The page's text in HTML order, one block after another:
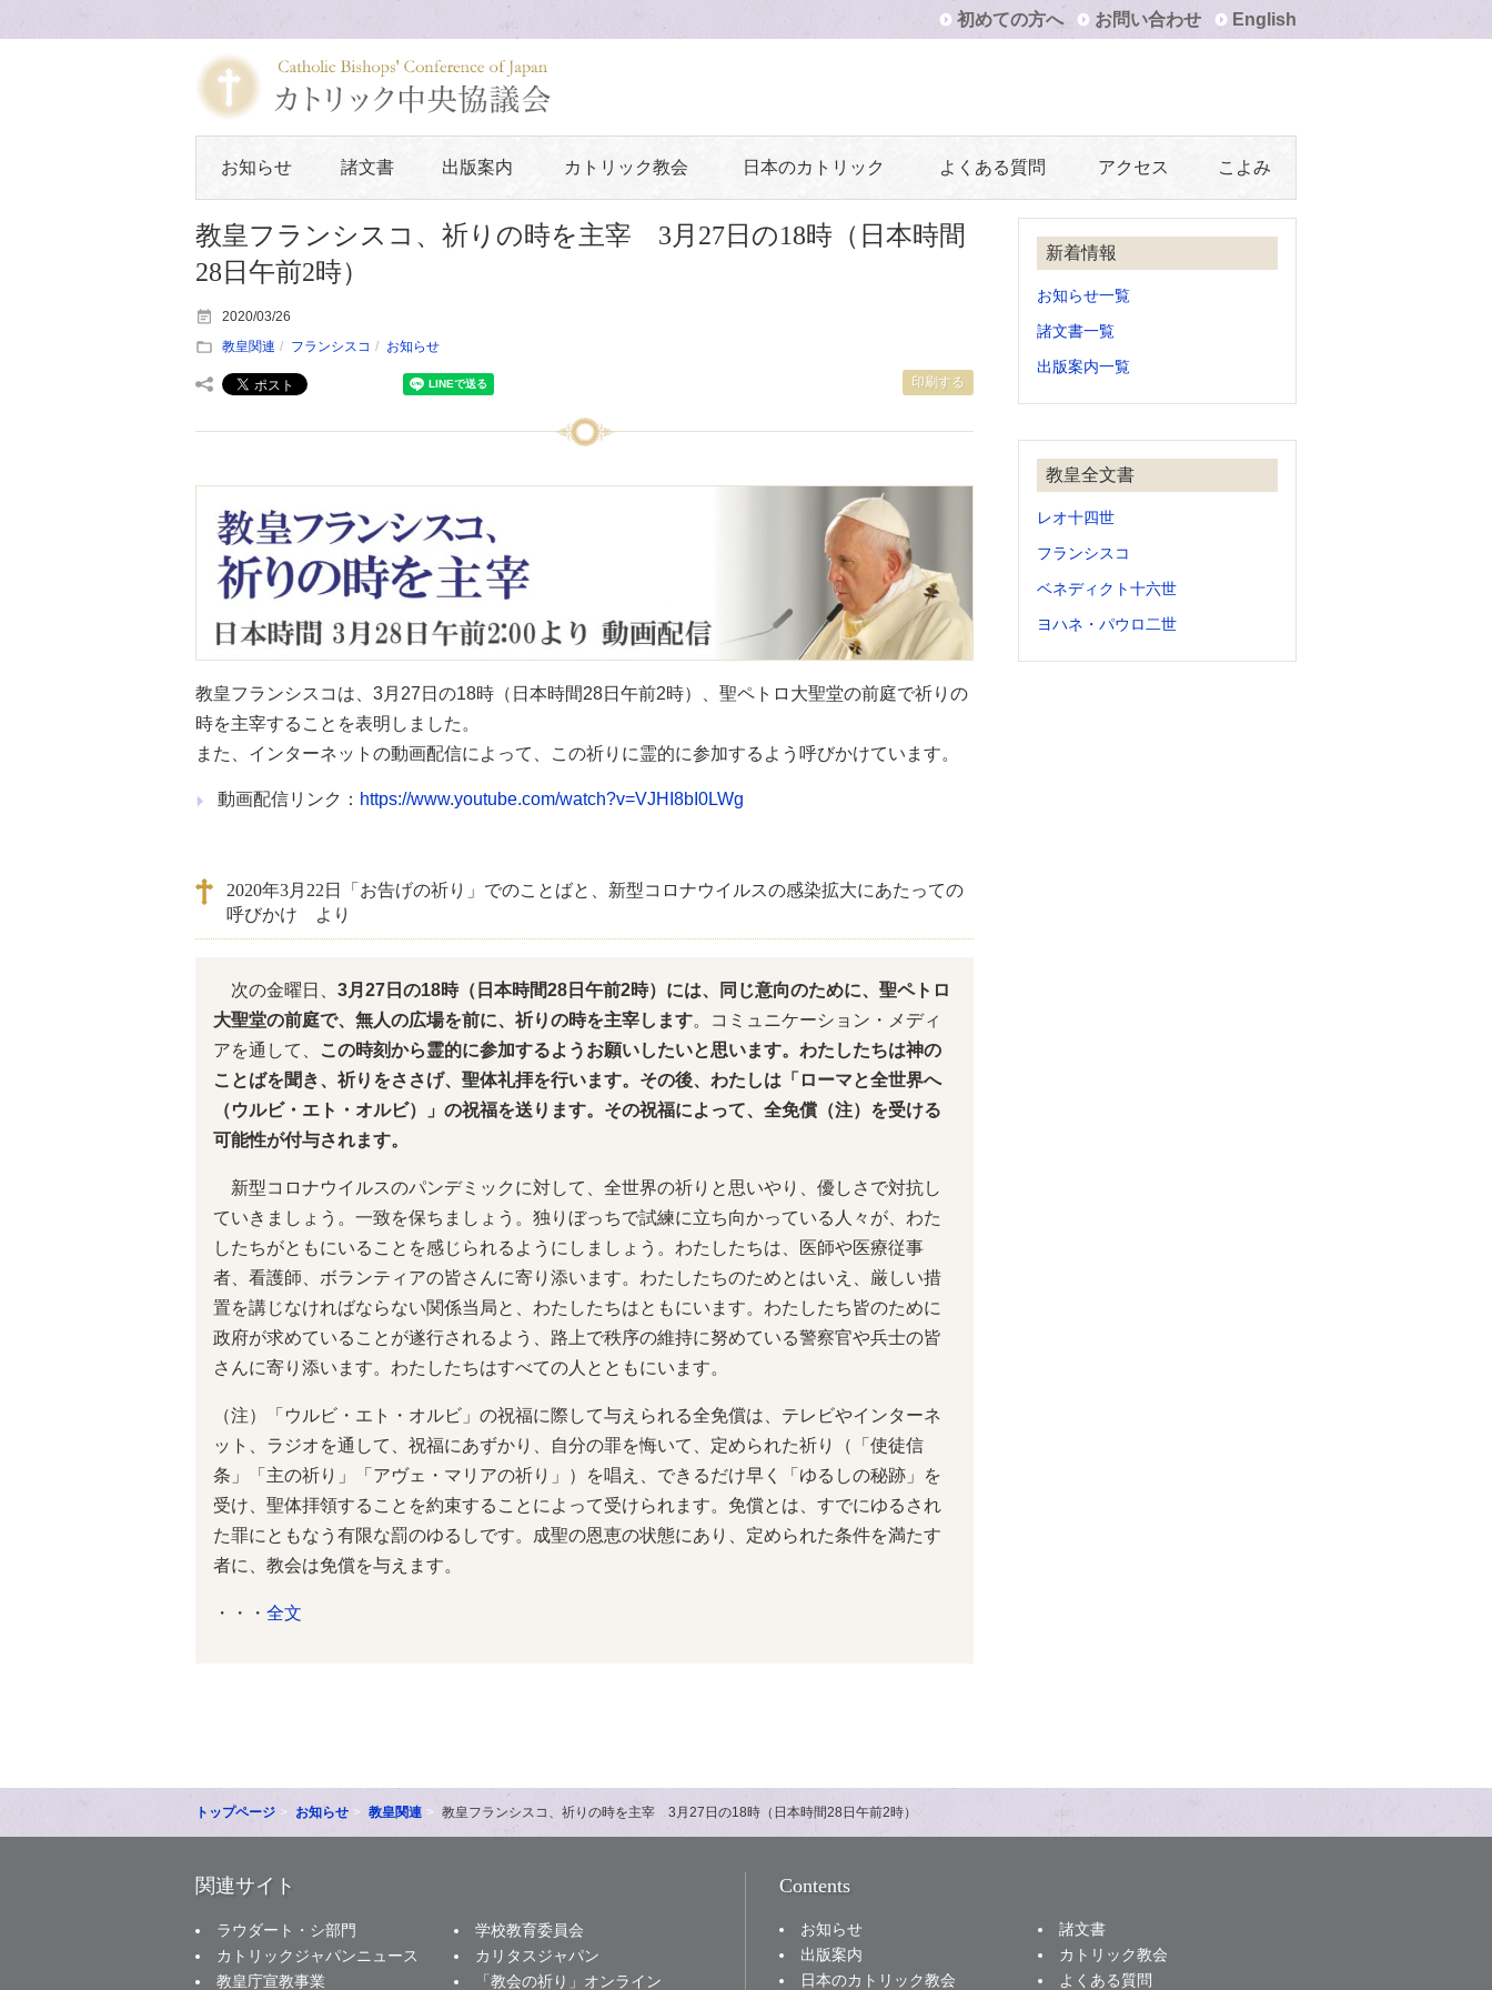
初めての方へ お問い合わせ English
お知らせ 諸文書 出版案内 カトリック教会 日本のカトリック よくある質問 アクセス こよみ
教皇フランシスコ、祈りの時を主宰 3月27日の18時（日本時間
28日午前2時）
印刷する
2020/03/26
教皇関連
フランシスコ お知らせ
教皇フランシスコは、3月27日の18時（日本時間28日午前2時）、聖ペトロ大聖堂の前庭で祈りの
時を主宰することを表明しました。
また、インターネットの動画配信によって、この祈りに霊的に参加するよう呼びかけています。
動画配信リンク： https://www.youtube.com/watch?v=VJHI8bI0LWg
2020年3月22日「お告げの祈り」でのことばと、新型コロナウイルスの感染拡大にあたっての
呼びかけ より
次の金曜日、 3月27日の18時（日本時間28日午前2時）には、同じ意向のために、聖ペトロ
大聖堂の前庭で、無人の広場を前に、祈りの時を主宰します。コミュニケーション・メディ
アを通して、
この時刻から霊的に参加するようお願いしたいと思います。わたしたちは神の
ことばを聞き、祈りをささげ、聖体礼拝を行います。その後、わたしは「ローマと全世界へ
（ウルビ・エト・オルビ）」の祝福を送ります。その祝福によって、全免償（注）を受ける
可能性が付与されます。
新型コロナウイルスのパンデミックに対して、全世界の祈りと思いやり、優しさで対抗し
ていきましょう。一致を保ちましょう。独りぼっちで試練に立ち向かっている人々が、わた
したちがともにいることを感じられるようにしましょう。わたしたちは、医師や医療従事
者、看護師、ボランティアの皆さんに寄り添います。わたしたちのためとはいえ、厳しい措
置を講じなければならない関係当局と、わたしたちはともにいます。わたしたち皆のために
政府が求めていることが遂行されるよう、路上で秩序の維持に努めている警察官や兵士の皆
さんに寄り添います。わたしたちはすべての人とともにいます。
（注）「ウルビ・エト・オルビ」の祝福に際して与えられる全免償は、テレビやインターネ
ット、ラジオを通して、祝福にあずかり、自分の罪を悔いて、定められた祈り（「使徒信
条」「主の祈り」「アヴェ・マリアの祈り」）を唱え、できるだけ早く「ゆるしの秘跡」を
受け、聖体拝領することを約束することによって受けられます。免償とは、すでにゆるされ
た罪にともなう有限な罰のゆるしです。成聖の恩恵の状態にあり、定められた条件を満たす
者に、教会は免償を与えます。
・・・ 全文
新着情報
お知らせ一覧
諸文書一覧
出版案内一覧
教皇全文書
レオ十四世
フランシスコ
ベネディクト十六世
ヨハネ・パウロ二世
トップページ お知らせ 教皇関連 教皇フランシスコ、祈りの時を主宰 3月27日の18時（日本時間28日午前2時）
関連サイト
ラウダート・シ部門
学校教育委員会
カトリックジャパンニュース
カリタスジャパン
教皇庁宣教事業
「教会の祈り」オンライン
Contents
お知らせ
諸文書
出版案内
カトリック教会
日本のカトリック教会
よくある質問